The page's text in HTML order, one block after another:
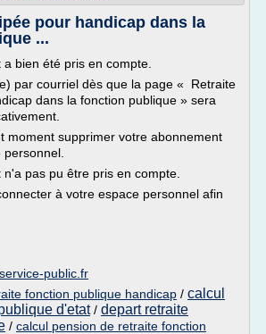
pour handicap dans la
...
bien été pris en compte.
par courriel dès que la page « Retraite
dans la fonction publique » sera
moment supprimer votre abonnement
pas pu être pris en compte.
à votre espace personnel afin
public.fr
fonction publique handicap / calcul
d'etat/ depart retraite
/ calcul pension de retraite fonction